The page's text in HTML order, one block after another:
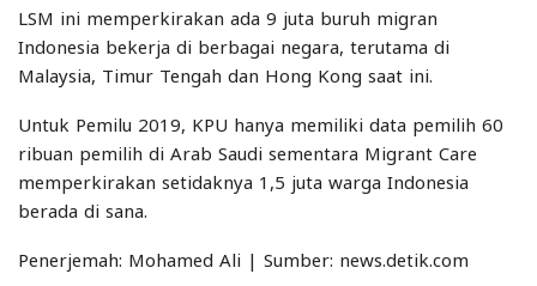
LSM ini memperkirakan ada 9 juta buruh migran
Indonesia bekerja di berbagai negara, terutama di
Malaysia, Timur Tengah dan Hong Kong saat ini.
Untuk Pemilu 2019, KPU hanya memiliki data pemilih 60
ribuan pemilih di Arab Saudi sementara Migrant Care
memperkirakan setidaknya 1,5 juta warga Indonesia
berada di sana.
Penerjemah: Mohamed Ali | Sumber: news.detik.com